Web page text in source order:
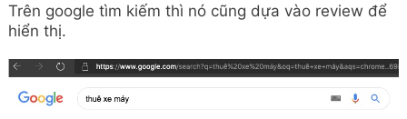
Trên google tìm kiếm thì nó cũng dựa vào review để
hiển thị.